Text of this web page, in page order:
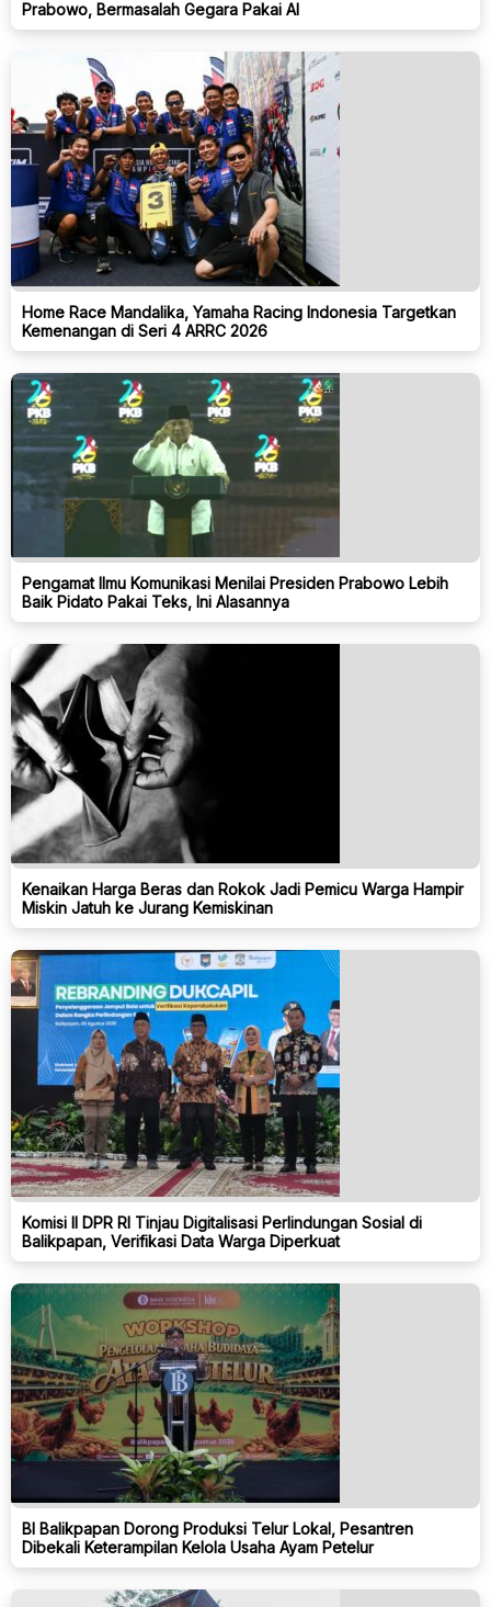
Prabowo, Bermasalah Gegara Pakai AI
Home Race Mandalika, Yamaha Racing Indonesia Targetkan
Kemenangan di Seri 4 ARRC 2026
Pengamat Ilmu Komunikasi Menilai Presiden Prabowo Lebih
Baik Pidato Pakai Teks, Ini Alasannya
Kenaikan Harga Beras dan Rokok Jadi Pemicu Warga Hampir
Miskin Jatuh ke Jurang Kemiskinan
Komisi II DPR RI Tinjau Digitalisasi Perlindungan Sosial di
Balikpapan, Verifikasi Data Warga Diperkuat
BI Balikpapan Dorong Produksi Telur Lokal, Pesantren
Dibekali Keterampilan Kelola Usaha Ayam Petelur